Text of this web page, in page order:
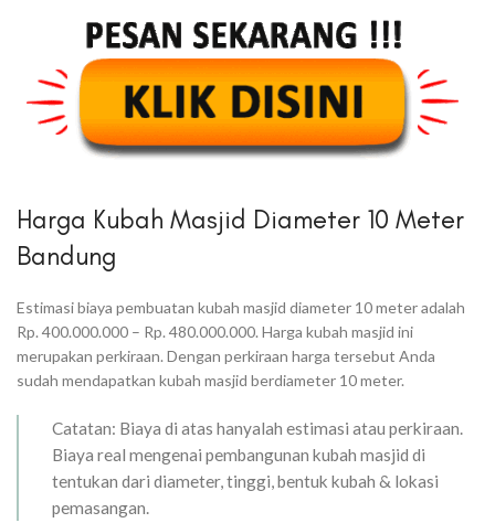
Harga Kubah Masjid Diameter 10 Meter
Bandung
Estimasi biaya pembuatan kubah masjid diameter 10 meter adalah
Rp. 400.000.000 – Rp. 480.000.000. Harga kubah masjid ini
merupakan perkiraan. Dengan perkiraan harga tersebut Anda
sudah mendapatkan kubah masjid berdiameter 10 meter.
Catatan: Biaya di atas hanyalah estimasi atau perkiraan.
Biaya real mengenai pembangunan kubah masjid di
tentukan dari diameter, tinggi, bentuk kubah & lokasi
pemasangan.